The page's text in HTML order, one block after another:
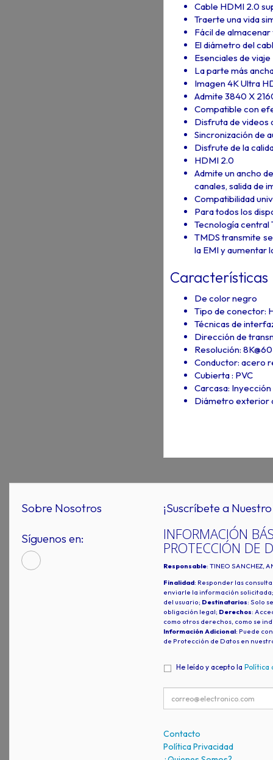
Cable HDMI 2.0
Traerte una vida
Fácil de
El diámetro del
Esenciales de viaje
La parte más
Imagen 4K Ultra
Admite 3840 X
Compatible con
Disfruta de videos
Sincronización de
Disfrute de la
HDMI 2.0
Admite un ancho
canales, salida de
Compatibilidad
Para todos los
Tecnología central
TMDS transmite
la EMI y aumentar
Características
De color negro
Tipo de conector:
Técnicas de
Dirección de
Resolución:
Conductor: acero
Cubierta : PVC
Carcasa:
Diámetro exterior
Sobre Nosotros
Síguenos en:
¡Suscríbete a
INFORMACIÓN
PROTECCIÓN DE
Responsable: TINEO SANCHEZ,
Finalidad: Responder las
enviarle la información
del usuario; Destinatarios: Solo
obligación legal; Derechos:
como otros derechos, como se
Información Adicional: Puede
de Protección de Datos en
He leído y acepto la Política
Contacto
Política Privacidad